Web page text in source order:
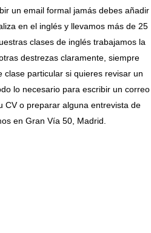
un email formal jamás debes añadir
en el inglés y llevamos más de 25
clases de inglés trabajamos la
destrezas claramente, siempre
clase particular si quieres revisar un
lo necesario para escribir un correo
CV o preparar alguna entrevista de
en Gran Vía 50, Madrid.